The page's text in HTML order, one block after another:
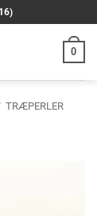
0
TRÆPERLER